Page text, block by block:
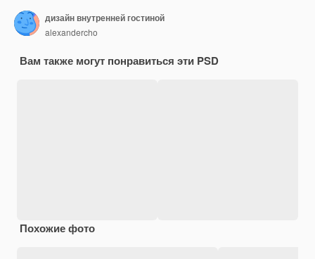
дизайн внутренней гостиной
alexandercho
Вам также могут понравиться эти PSD
Похожие фото